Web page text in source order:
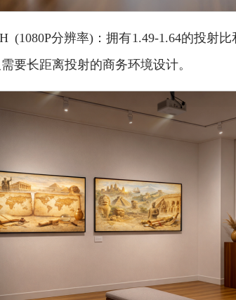
分辨率)：拥有1.49-1.64的投射比
要长距离投射的商务环境设计。